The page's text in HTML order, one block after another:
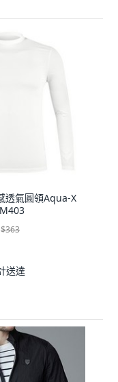
透氣圓領Aqua-X
$363
送達